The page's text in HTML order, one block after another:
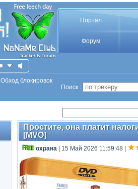
Портал
Форум
Обход блокировок
Поиск :
Простите, она платит
[MVO]
охрана | 15 Май 2026 11:59:48